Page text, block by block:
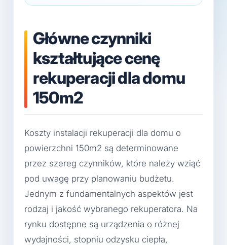
Główne czynniki
kształtujące cenę
rekuperacji dla domu
150m2
Koszty instalacji rekuperacji dla domu o
powierzchni 150m2 są determinowane
przez szereg czynników, które należy wziąć
pod uwagę przy planowaniu budżetu.
Jednym z fundamentalnych aspektów jest
rodzaj i jakość wybranego rekuperatora. Na
rynku dostępne są urządzenia o różnej
wydajności, stopniu odzysku ciepła,